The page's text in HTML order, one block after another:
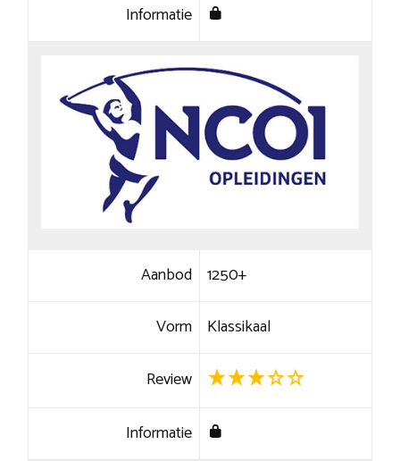
Informatie
Aanbod 1250+
Vorm Klassikaal
Review
Informatie